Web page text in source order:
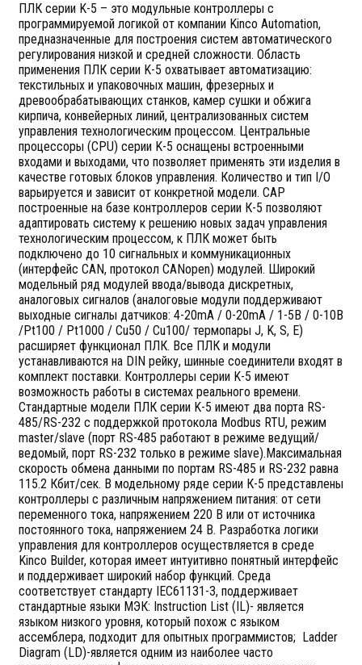
ПЛК серии K-5 – это модульные контроллеры с
программируемой логикой от компании Kinco Automation,
предназначенные для построения систем автоматического
регулирования низкой и средней сложности. Область
применения ПЛК серии K-5 охватывает автоматизацию:
текстильных и упаковочных машин, фрезерных и
древообрабатывающих станков, камер сушки и обжига
кирпича, конвейерных линий, централизованных систем
управления технологическим процессом. Центральные
процессоры (CPU) серии K-5 оснащены встроенными
входами и выходами, что позволяет применять эти изделия в
качестве готовых блоков управления. Количество и тип I/O
варьируется и зависит от конкретной модели. САР
построенные на базе контроллеров серии К-5 позволяют
адаптировать систему к решению новых задач управления
технологическим процессом, к ПЛК может быть
подключено до 10 сигнальных и коммуникационных
(интерфейс CAN, протокол CANopen) модулей. Широкий
модельный ряд модулей ввода/вывода дискретных,
аналоговых сигналов (аналоговые модули поддерживают
выходные сигналы датчиков: 4-20mA / 0-20mA / 1-5В / 0-10В
/Pt100 / Pt1000 / Cu50 / Cu100/ термопары J, K, S, E)
расширяет функционал ПЛК. Все ПЛК и модули
устанавливаются на DIN рейку, шинные соединители входят в
комплект поставки. Контроллеры серии K-5 имеют
возможность работы в системах реального времени.
Стандартные модели ПЛК серии K-5 имеют два порта RS-
485/RS-232 с поддержкой протокола Modbus RTU, режим
master/slave (порт RS-485 работают в режиме ведущий/
ведомый, порт RS-232 только в режиме slave).Максимальная
скорость обмена данными по портам RS-485 и RS-232 равна
115.2 Кбит/сек. В модельному ряде серии К-5 представлены
контроллеры с различным напряжением питания: от сети
переменного тока, напряжением 220 В или от источника
постоянного тока, напряжением 24 В. Разработка логики
управления для контроллеров осуществляется в среде
Kinco Builder, которая имеет интуитивно понятный интерфейс
и поддерживает широкий набор функций. Среда
соответствует стандарту IEC61131-3, поддерживает
стандартные языки МЭК: Instruction List (IL)- является
языком низкого уровня, который похож с языком
ассемблера, подходит для опытных программистов; Ladder
Diagram (LD)-является одним из наиболее часто